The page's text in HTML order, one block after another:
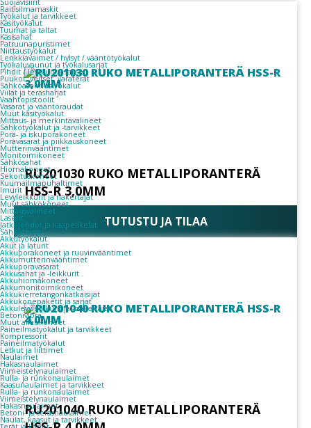
Suojavisiirit
Raitisilmamaskit
Työkalut ja tarvikkeet
Käsityökalut
Tuurnat ja taltat
Käsisahat
Patruunapuristimet
Niittaustyökalut
Lenkkiavaimet / hylsyt / vääntötyökalut
Työkaluvaunut ja työkalusarjat
Pihdit / leikkurit / sakset
Puukot, veitset, varaterät
Sähköasennustyökalut
Viilat ja teräsharjat
Vaahtopistoolit
Vasarat ja vääntöraudat
Muut käsityökalut
Mittaus- ja merkintävälineet
Sähkötyökalut ja -tarvikkeet
Pora- ja iskuporakoneet
Poravasarat ja piikkauskoneet
Mutterinvääntimet
Monitoimikoneet
Sähkösahat
Hiomakoneet
Sekoituskoneet
Kuumailmapuhaltimet
Imurit
Levyleikkurit ja nakertajat
Muut sähkökoneet
Mittausvälineet
Laserit
Jatkojohdot ja kaapelikelat
Sähköteippi
Akkutyökalut
Akut ja laturit
Akkuporakoneet ja ruuvinvääntimet
Akkumutterinvääntimet
Akkuporavasarat
Akkusahat ja -leikkurit
Akkuhiomakoneet
Akkumonitoimikoneet
Akkukierretangonkatkaisijat
Akkukonepaketit ja sarjat
Akkulevyleikkurit ja -nakertajat
Betonivibra
Muut akkukoneet
Paineilmatyökalut ja tarvikkeet
Kompressorit
Paineilmatyökalut
Letkut ja liittimet
Naulaimet
Hakasnaulaimet
Viimeistelynaulaimet
Rulla- ja runkonaulaimet
Kaasunaulaimet ja tarvikkeet
Rulla- ja runkonaulaimet
Viimeistelynaulaimet
Hakasnaulaimet
Betoni- ja teräsnaulaimet
Naulat, kaasut ja tarvikkeet
RU201030 RUKO METALLIPORANTERÄ
HSS-R 3,0MM
TUTUSTU JA TILAA
RU201040 RUKO METALLIPORANTERÄ